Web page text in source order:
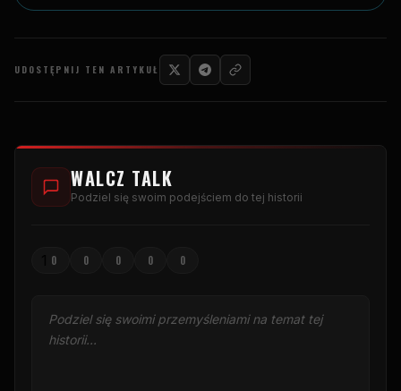
UDOSTĘPNIJ TEN ARTYKUŁ
WALCZ TALK
Podziel się swoim podejściem do tej historii
0 0 0 0 0